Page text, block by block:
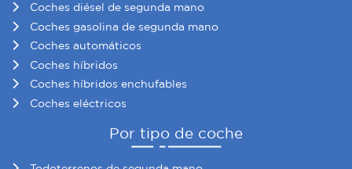
Coches diésel de segunda mano
Coches gasolina de segunda mano
Coches automáticos
Coches híbridos
Coches híbridos enchufables
Coches eléctricos
Por tipo de coche